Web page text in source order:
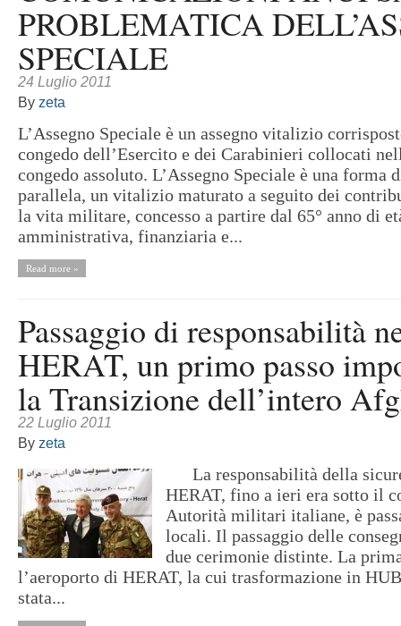
PROBLEMATICA
SPECIALE
24 Luglio 2011
By zeta
L’Assegno Speciale è un assegno vitalizio
congedo dell’Esercito e dei Carabinieri collocati
congedo assoluto. L’Assegno Speciale è una forma
parallela, un vitalizio maturato a seguito dei
la vita militare, concesso a partire dal 65° anno di
amministrativa, finanziaria e...
Read more »
Passaggio di responsabilità
HERAT, un primo passo
la Transizione dell’intero
22 Luglio 2011
By zeta
La responsabilità della
HERAT, fino a ieri era sotto il
Autorità militari italiane, è
locali. Il passaggio delle
due cerimonie distinte. La
l’aeroporto di HERAT, la cui trasformazione in
stata...